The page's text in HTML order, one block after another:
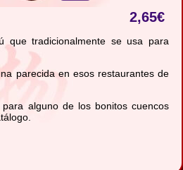
2,65€
que tradicionalmente se usa para
parecida en esos restaurantes de
alguno de los bonitos cuencos